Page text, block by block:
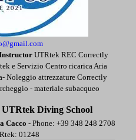
UTRtek REC Correctly
e Servizio Centro ricarica Aria
Noleggio attrezzature Correctly
- materiale subacqueo
UTRtek Diving School
Cacco - Phone: +39 348 248 2708
01248